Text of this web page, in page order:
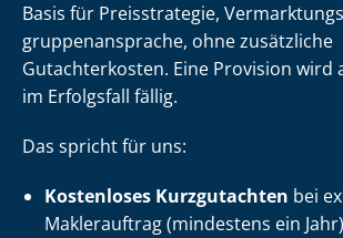
Basis für Preisstrategie,
grup­pen­an­spra­che, ohne zusätzliche
Gutachterkosten. Eine Provision wird
im Erfolgsfall fällig.
Das spricht für uns:
Kostenloses Kurzgutachten bei
Maklerauftrag (mindestens ein Jahr)